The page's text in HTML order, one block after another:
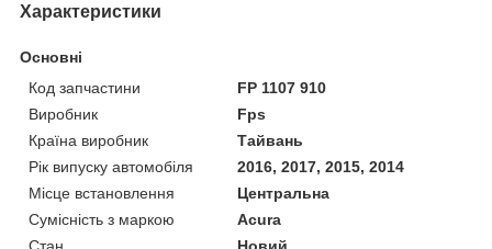
Характеристики
Основні
Код запчастини
FP 1107 910
Виробник
Fps
Країна виробник
Тайвань
Рік випуску автомобіля
2016, 2017, 2015, 2014
Місце встановлення
Центральна
Сумісність з маркою
Acura
Стан
Новий